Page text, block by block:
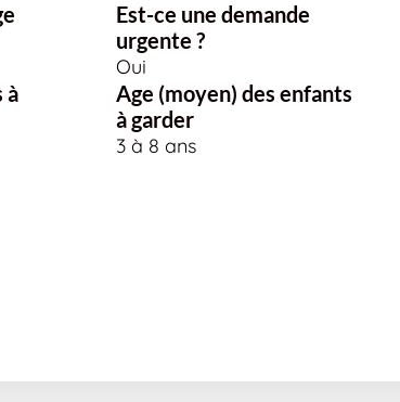
à
Est-ce une demande
urgente ?
Oui
Age (moyen) des enfants
à garder
3 à 8 ans